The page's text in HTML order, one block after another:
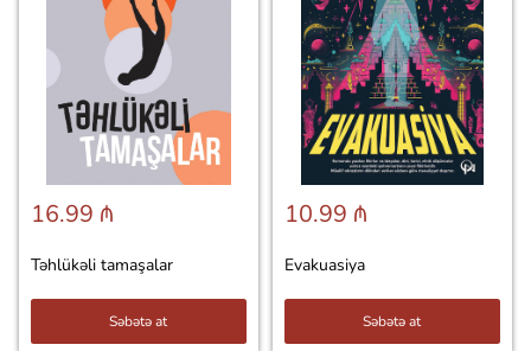
16.99 ₼
Təhlükəli tamaşalar
Səbətə at
10.99 ₼
Evakuasiya
Səbətə at